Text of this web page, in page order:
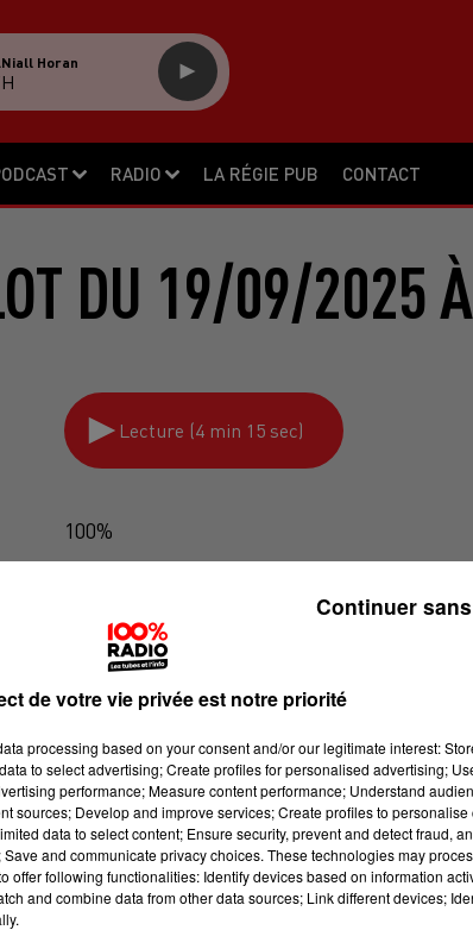
RADIO LA RÉGIE PUB CONTACT
Horan
DU 19/09/2025
Lecture (4 min 15 sec)
100%
de votre vie privée est notre priorité
processing based on your consent and/or our legitimate interest:
to select advertising; Create profiles for personalised advertising;
performance; Measure content performance; Understand
sources; Develop and improve services; Create profiles to personalise
data to select content; Ensure security, prevent and detect fraud,
and communicate privacy choices. These technologies may
offer following functionalities: Identify devices based on information
and combine data from other data sources; Link different devices;
Continuer